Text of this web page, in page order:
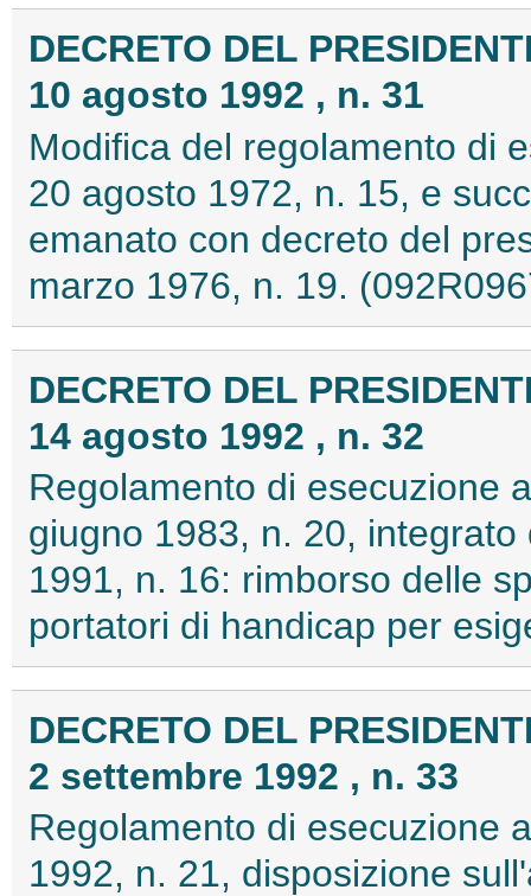
DECRETO DEL
10 agosto 1992 , n. 31
Modifica del regolamento di
20 agosto 1972, n. 15, e
emanato con decreto del
marzo 1976, n. 19.
DECRETO DEL
14 agosto 1992 , n. 32
Regolamento di esecuzione
giugno 1983, n. 20,
1991, n. 16: rimborso delle
portatori di handicap per
DECRETO DEL
2 settembre 1992 , n. 33
Regolamento di esecuzione
1992, n. 21, disposizione